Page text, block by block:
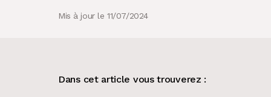
Mis à jour le 11/07/2024
Dans cet article vous trouverez :